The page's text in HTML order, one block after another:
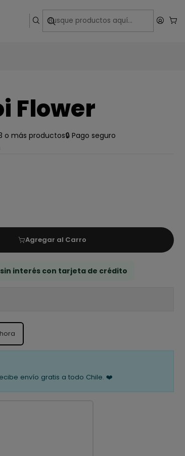
Flower
o más productos🔒 Pago seguro
Agregar al Carro
sin interés con tarjeta de crédito
envío gratis a todo Chile. ❤️